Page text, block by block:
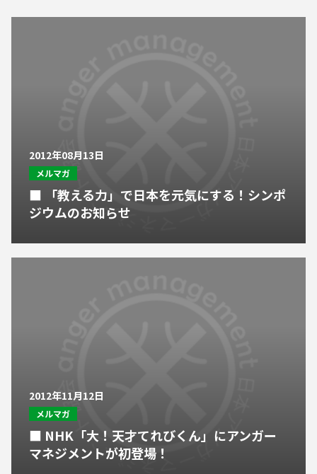
2012年08月13日
メルマガ
■ 「教える力」で日本を元気にする！シンポ
ジウムのお知らせ
2012年11月12日
メルマガ
■ NHK「大！天才てれびくん」にアンガー
マネジメントが初登場！